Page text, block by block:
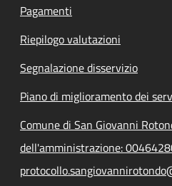
Pagamenti
Riepilogo valutazioni
Segnalazione disservizio
Piano di miglioramento dei
Comune di San Giovanni
dell'amministrazione: